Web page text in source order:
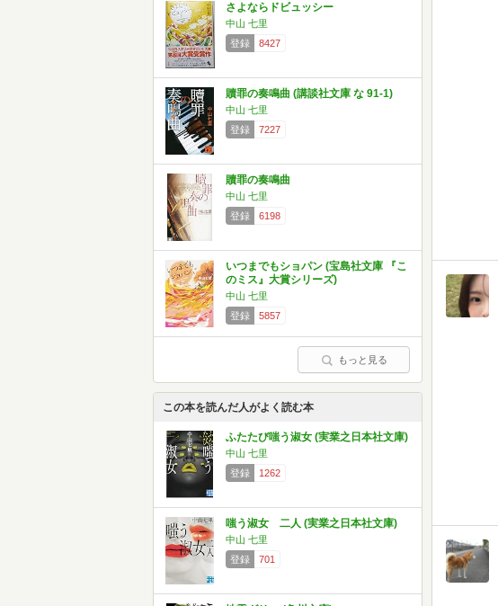
さよならドビュッシー
中山 七里
登録
8427
贖罪の奏鳴曲 (講談社文庫 な 91-1)
中山 七里
登録
7227
贖罪の奏鳴曲
中山 七里
登録
6198
いつまでもショパン (宝島社文庫 『こ
のミス』大賞シリーズ)
中山 七里
登録
5857
もっと見る
この本を読んだ人がよく読む本
ふたたび嗤う淑女 (実業之日本社文庫)
中山 七里
登録
1262
嗤う淑女 二人 (実業之日本社文庫)
中山 七里
登録
701